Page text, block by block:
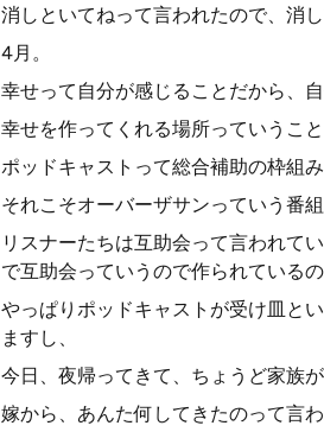
消しといてねって言われたので、消し
4月。
幸せって自分が感じることだから、
幸せを作ってくれる場所っていうこ
ポッドキャストって総合補助の枠組
それこそオーバーザサンっていう番組
リスナーたちは互助会って言われて
で互助会っていうので作られているの
やっぱりポッドキャストが受け皿と
ますし、
今日、夜帰ってきて、ちょうど家族
嫁から、あんた何してきたのって言わ